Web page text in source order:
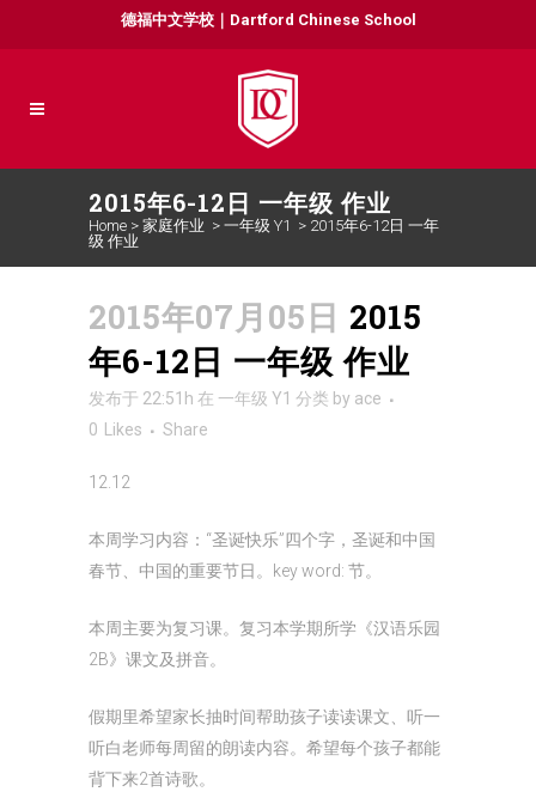
德福中文学校｜Dartford Chinese School
2015年6-12日 一年级 作业
Home > 家庭作业 > 一年级 Y1 > 2015年6-12日 一年
级 作业
2015年07月05日 2015
年6-12日 一年级 作业
发布于 22:51h 在 一年级 Y1 分类 by ace
0
Likes Share
12.12
本周学习内容：“圣诞快乐”四个字，圣诞和中国
春节、中国的重要节日。key word: 节。
本周主要为复习课。复习本学期所学《汉语乐园
2B》课文及拼音。
假期里希望家长抽时间帮助孩子读读课文、听一
听白老师每周留的朗读内容。希望每个孩子都能
背下来2首诗歌。